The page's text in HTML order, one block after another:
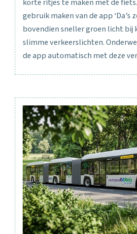
gebruik maken van de app ‘Da’s
bovendien sneller groen licht
slimme verkeerslichten.
de app automatisch met deze